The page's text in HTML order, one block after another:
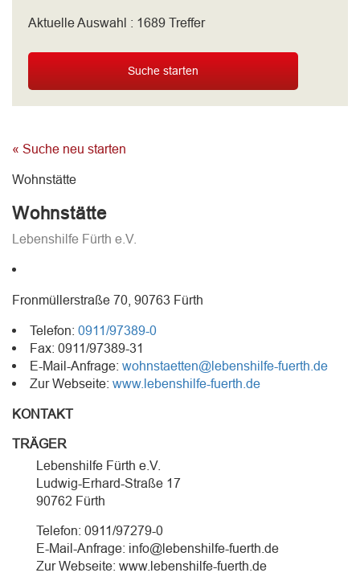
bitte wählen
Aktuelle Auswahl : 1689 Treffer
Suche starten
« Suche neu starten
Wohnstätte
Wohnstätte
Lebenshilfe Fürth e.V.
Fronmüllerstraße 70, 90763 Fürth
Telefon: 0911/97389-0
Fax: 0911/97389-31
E-Mail-Anfrage: wohnstaetten@lebenshilfe-fuerth.de
Zur Webseite: www.lebenshilfe-fuerth.de
KONTAKT
TRÄGER
Lebenshilfe Fürth e.V.
Ludwig-Erhard-Straße 17
90762 Fürth
Telefon: 0911/97279-0
E-Mail-Anfrage: info@lebenshilfe-fuerth.de
Zur Webseite: www.lebenshilfe-fuerth.de